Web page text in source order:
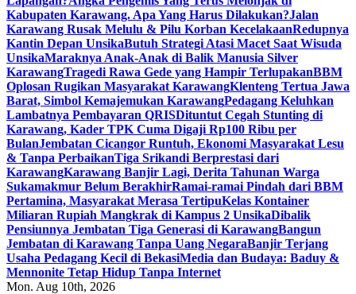
Kabupaten Karawang. Apa Yang Harus Dilakukan?Jalan
Karawang Rusak Melulu & Pilu Korban KecelakaanRedupnya
Kantin Depan UnsikaButuh Strategi Atasi Macet Saat Wisuda
UnsikaMaraknya Anak-Anak di Balik Manusia Silver
KarawangTragedi Rawa Gede yang Hampir TerlupakanBBM
Oplosan Rugikan Masyarakat KarawangKlenteng Tertua Jawa
Barat, Simbol Kemajemukan KarawangPedagang Keluhkan
Lambatnya Pembayaran QRISDituntut Cegah Stunting di
Karawang, Kader TPK Cuma Digaji Rp100 Ribu per
BulanJembatan Cicangor Runtuh, Ekonomi Masyarakat Lesu
& Tanpa PerbaikanTiga Srikandi Berprestasi dari
KarawangKarawang Banjir Lagi, Derita Tahunan Warga
Sukamakmur Belum BerakhirRamai-ramai Pindah dari BBM
Pertamina, Masyarakat Merasa TertipuKelas Kontainer
Miliaran Rupiah Mangkrak di Kampus 2 UnsikaDibalik
Pensiunnya Jembatan Tiga Generasi di KarawangBangun
Jembatan di Karawang Tanpa Uang NegaraBanjir Terjang
Usaha Pedagang Kecil di BekasiMedia dan Budaya: Baduy &
Mennonite Tetap Hidup Tanpa Internet
Mon. Aug 10th, 2026